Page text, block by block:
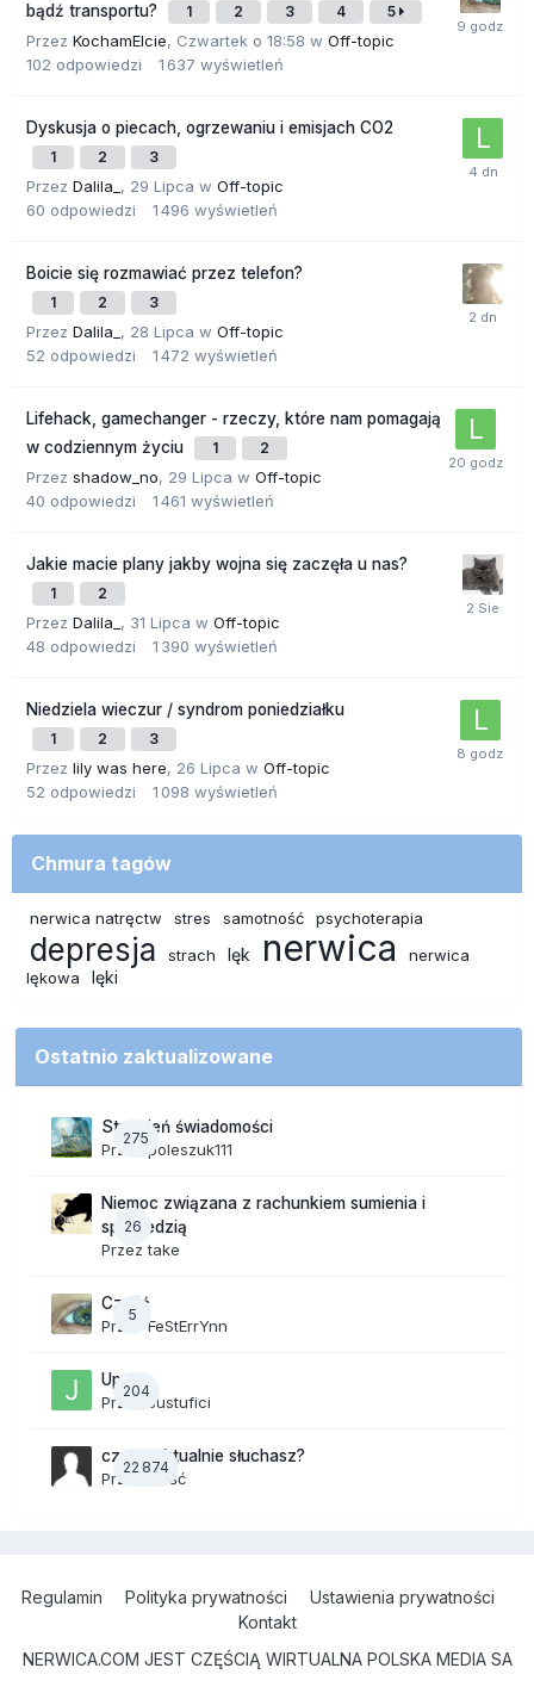
bądź transportu?
1 2 3 4 5
Przez KochamElcie, Czwartek o 18:58 w Off-topic
102 odpowiedzi 1 637 wyświetleń
Dyskusja o piecach, ogrzewaniu i emisjach CO2
1 2 3
Przez Dalila_ , 29 Lipca w Off-topic
60 odpowiedzi 1 496 wyświetleń
Boicie się rozmawiać przez telefon?
1 2 3
Przez Dalila_ , 28 Lipca w Off-topic
52 odpowiedzi 1 472 wyświetleń
Lifehack, gamechanger - rzeczy, które nam pomagają
w codziennym życiu
1 2
Przez shadow_no, 29 Lipca w Off-topic
40 odpowiedzi 1 461 wyświetleń
Jakie macie plany jakby wojna się zaczęła u nas?
1 2
Przez Dalila_ , 31 Lipca w Off-topic
48 odpowiedzi 1 390 wyświetleń
Niedziela wieczur / syndrom poniedziałku
1 2 3
Przez lily was here, 26 Lipca w Off-topic
52 odpowiedzi 1 098 wyświetleń
Chmura tagów
nerwica natręctw stres samotność psychoterapia
depresja strach lęk nerwica
nerwica
lękowa
lęki
Ostatnio zaktualizowane
275
Strumień świadomości
Przezpoleszuk111
26
Niemoc związana z rachunkiem sumienia i
spowiedzią
Przeztake
5
Cześć
Przez FeStErrYnn
204
Upały
PrzezJustufici
22 874
czego aktualnie słuchasz?
Przez Gość
Regulamin Polityka prywatności
Ustawienia prywatności
Kontakt
NERWICA.COM JEST CZĘŚCIĄ WIRTUALNA POLSKA MEDIA SA